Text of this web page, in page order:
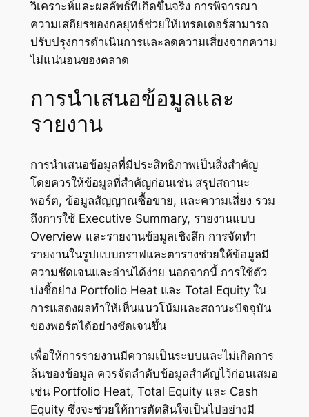
วิเคราะห์และผลลัพธ์ที่เกิดขึ้นจริง การพิจารณา
ความเสถียรของกลยุทธ์ช่วยให้เทรดเดอร์สามารถ
ปรับปรุงการดำเนินการและลดความเสี่ยงจากความ
ไม่แน่นอนของตลาด
การนำเสนอข้อมูลและ
รายงาน
การนำเสนอข้อมูลที่มีประสิทธิภาพเป็นสิ่งสำคัญ
โดยควรให้ข้อมูลที่สำคัญก่อนเช่น สรุปสถานะ
พอร์ต, ข้อมูลสัญญาณซื้อขาย, และความเสี่ยง รวม
ถึงการใช้ Executive Summary, รายงานแบบ
Overview และรายงานข้อมูลเชิงลึก การจัดทำ
รายงานในรูปแบบกราฟและตารางช่วยให้ข้อมูลมี
ความชัดเจนและอ่านได้ง่าย นอกจากนี้ การใช้ตัว
บ่งชี้อย่าง Portfolio Heat และ Total Equity ใน
การแสดงผลทำให้เห็นแนวโน้มและสถานะปัจจุบัน
ของพอร์ตได้อย่างชัดเจนขึ้น
เพื่อให้การรายงานมีความเป็นระบบและไม่เกิดการ
ล้นของข้อมูล ควรจัดลำดับข้อมูลสำคัญไว้ก่อนเสมอ
เช่น Portfolio Heat, Total Equity และ Cash
Equity ซึ่งจะช่วยให้การตัดสินใจเป็นไปอย่างมี